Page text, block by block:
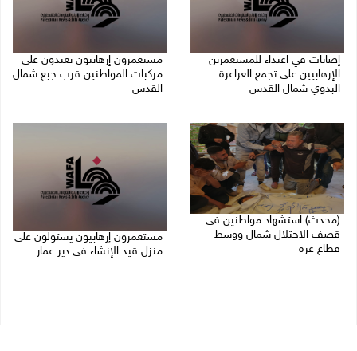
إصابات في اعتداء للمستعمرين
الإرهابيين على تجمع العراعرة
البدوي شمال القدس
مستعمرون إرهابيون يعتدون على
مركبات المواطنين قرب جبع شمال
القدس
(محدث) استشهاد مواطنين في
قصف الاحتلال شمال ووسط
قطاع غزة
مستعمرون إرهابيون يستولون على
منزل قيد الإنشاء في دير عمار